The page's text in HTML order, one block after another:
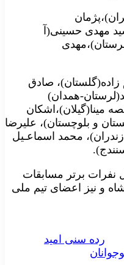
مهدی حسینی(آ
زاده(گلستان)، صادق
همدان)
مینا(گیلان)،اشکان
و بلوچستان)، علیرضا
محمد اسماعـیل
نفرات برتر مسابقات
و نیز اعضای تیم ملی
رده سنی امید